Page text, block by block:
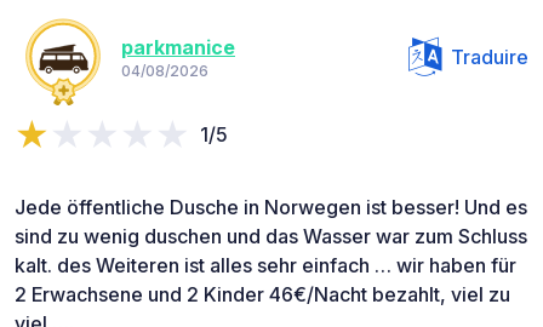
parkmanice
04/08/2026
Traduire
1/5
Jede öffentliche Dusche in Norwegen ist besser! Und es
sind zu wenig duschen und das Wasser war zum Schluss
kalt. des Weiteren ist alles sehr einfach … wir haben für
2 Erwachsene und 2 Kinder 46€/Nacht bezahlt, viel zu